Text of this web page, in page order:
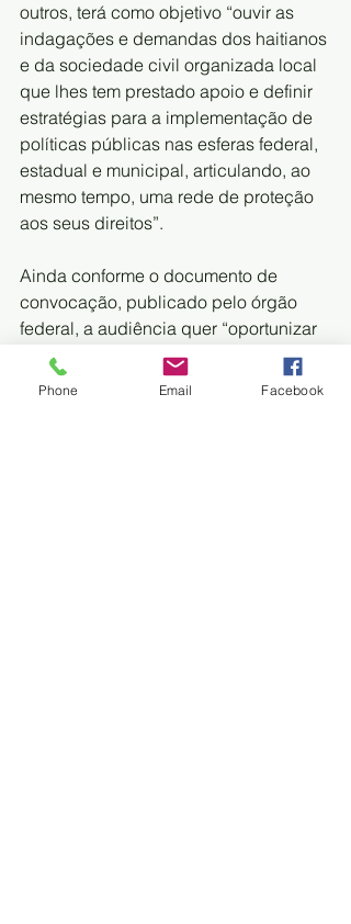
outros, terá como objetivo “ouvir as
indagações e demandas dos haitianos
e da sociedade civil organizada local
que lhes tem prestado apoio e definir
estratégias para a implementação de
políticas públicas nas esferas federal,
estadual e municipal, articulando, ao
mesmo tempo, uma rede de proteção
aos seus direitos”.
Ainda conforme o documento de
convocação, publicado pelo órgão
federal, a audiência quer “oportunizar
aos agentes estatais competentes
apresentar as ações realizadas para o
Phone Email Facebook